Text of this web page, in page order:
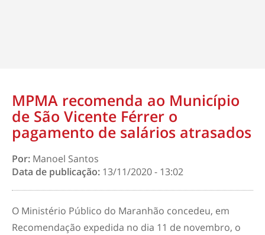
MPMA recomenda ao Município
de São Vicente Férrer o
pagamento de salários atrasados
Por: Manoel Santos
Data de publicação: 13/11/2020 - 13:02
O Ministério Público do Maranhão concedeu, em
Recomendação expedida no dia 11 de novembro, o